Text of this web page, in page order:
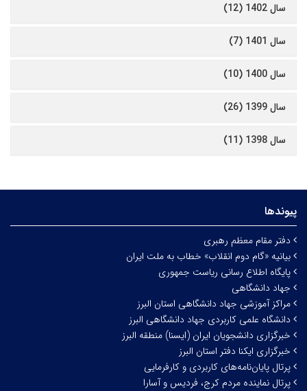
سال 1402 (12)
سال 1401 (7)
سال 1400 (10)
سال 1399 (26)
سال 1398 (11)
پیوندها
دفتر مقام معظم رهبری
بیانیه «گام دوم انقلاب» خطاب به ملت ایران
پایگاه اطلاع رسانی ریاست جمهوری
جهاد دانشگاهی
مراکز آموزشی جهاد دانشگاهی استان البرز
دانشگاه علمی کاربردی جهاد دانشگاهی البرز
خبرگزاری دانشجویان ایران (ایسنا) منطقه البرز
خبرگزاری ایکنا دفتر استان البرز
پرتال پایان‌نامه‌های کاربردی و کارفرمایی
پرتال نماینده مردم کرج، فردیس و آسارا